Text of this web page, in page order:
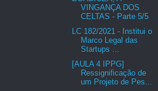
VINGANÇA DOS
CELTAS - Parte 5/5
LC 182/2021 - Institui o
Marco Legal das
Startups ...
[AULA 4 IPPG]
Ressignificação de
um Projeto de Pes...